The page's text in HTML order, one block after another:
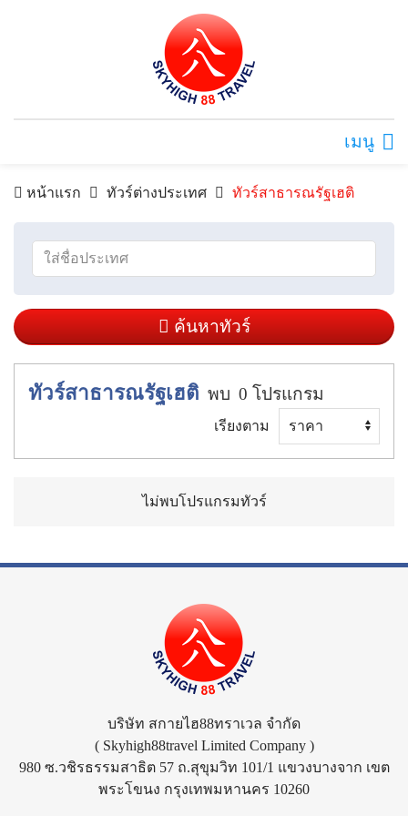
เมนู
หน้าแรก ทัวร์ต่างประเทศ ทัวร์สาธารณรัฐเฮติ
ค้นหาทัวร์
ทัวร์สาธารณรัฐเฮติ พบ 0 โปรแกรม
เรียงตาม
ไม่พบโปรแกรมทัวร์
บริษัท สกายไฮ88ทราเวล จำกัด
( Skyhigh88travel Limited Company )
980 ซ.วชิรธรรมสาธิต 57 ถ.สุขุมวิท 101/1 แขวงบางจาก เขต
พระโขนง กรุงเทพมหานคร 10260